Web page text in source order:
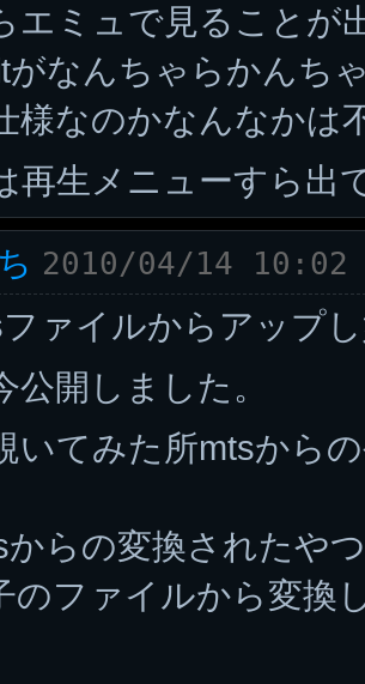
エミュで見ることが
がなんちゃらかんち
様なのかなんなかは
再生メニューすら出
2010/04/14 10:02
ァイルからアップ
公開しました。
いてみた所mtsから
からの変換されたや
のファイルから変換